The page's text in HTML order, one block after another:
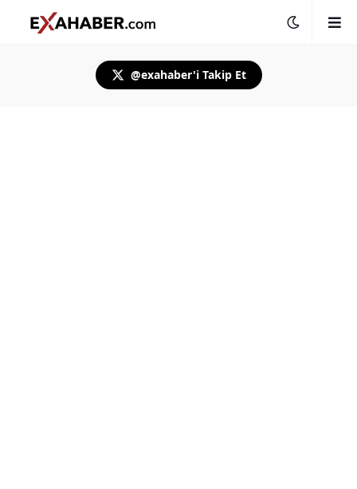
@exahaber'i Takip Et